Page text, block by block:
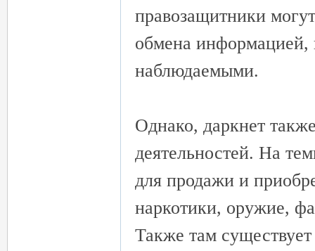
правозащитники
обмена
наблюдаемыми.
Однако, даркнет
деятельностей. На
для продажи и
наркотики, оружие,
Также там